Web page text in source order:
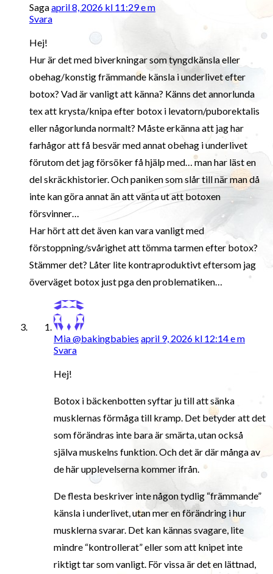
Sagaapril 8, 2026 kl 11:29 e m
Svara
Hej!
Hur är det med biverkningar som tyngdkänsla eller
obehag/konstig främmande känsla i underlivet efter
botox? Vad är vanligt att känna? Känns det annorlunda
tex att krysta/knipa efter botox i levatorn/puborektalis
eller någorlunda normalt? Måste erkänna att jag har
farhågor att få besvär med annat obehag i underlivet
förutom det jag försöker få hjälp med… man har läst en
del skräckhistorier. Och paniken som slår till när man då
inte kan göra annat än att vänta ut att botoxen
försvinner…
Har hört att det även kan vara vanligt med
förstoppning/svårighet att tömma tarmen efter botox?
Stämmer det? Låter lite kontraproduktivt eftersom jag
överväget botox just pga den problematiken…
Mia @bakingbabies april 9, 2026 kl 12:14 e m
Svara
Hej!
Botox i bäckenbotten syftar ju till att sänka
musklernas förmåga till kramp. Det betyder att det
som förändras inte bara är smärta, utan också
själva muskelns funktion. Och det är där många av
de här upplevelserna kommer ifrån.
De flesta beskriver inte någon tydlig “främmande”
känsla i underlivet, utan mer en förändring i hur
musklerna svarar. Det kan kännas svagare, lite
mindre “kontrollerat” eller som att knipet inte
riktigt tar som vanligt. För vissa är det en lättnad,